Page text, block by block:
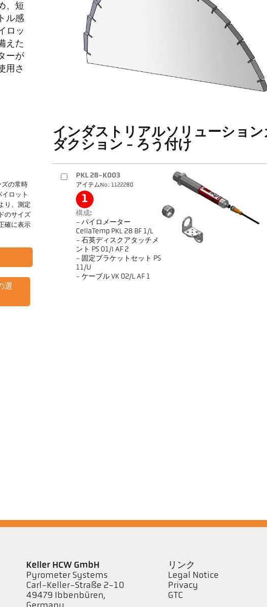
、短
ル感
ロッ
えた
ーが
用さ
インダストリアルソリューショ
ダクション - ろう付け
ズの常時
イロット
り、測定
のサイズ
確に表示
選
PKL 28-K003
アイテムNo.: 1122280
1
構成:
- パイロメーター
CellaTemp PKL 28 BF 1/L
- 石英ディスクアタッチメ
ント PS 01/I AF 2
- 固定ブラケットセット PS
11/U
- ケーブル VK 02/L AF 1
Keller HCW GmbH
Pyrometer Systems
Carl-Keller-Straße 2-10
49479 Ibbenbüren,
リンク
Legal Notice
Privacy
GTC